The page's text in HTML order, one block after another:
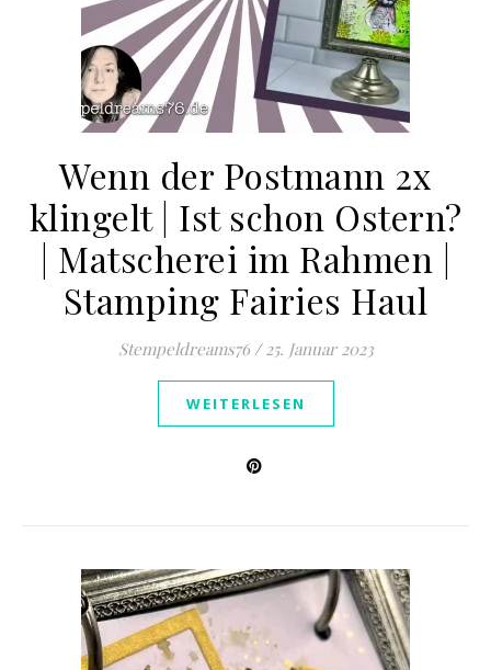
Wenn der Postmann 2x
klingelt | Ist schon Ostern?
| Matscherei im Rahmen |
Stamping Fairies Haul
Stempeldreams76 / 25. Januar 2023
WEITERLESEN